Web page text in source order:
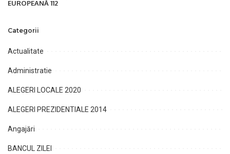
EUROPEANĂ 112
Categorii
Actualitate
Administratie
ALEGERI LOCALE 2020
ALEGERI PREZIDENTIALE 2014
Angajări
BANCUL ZILEI